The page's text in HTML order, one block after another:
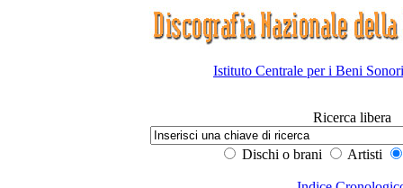
Istituto Centrale per i Beni
Ricerca libera
Dischi o brani Artisti